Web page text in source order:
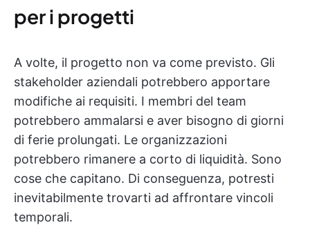
per i progetti
A volte, il progetto non va come previsto. Gli
stakeholder aziendali potrebbero apportare
modifiche ai requisiti. I membri del team
potrebbero ammalarsi e aver bisogno di giorni
di ferie prolungati. Le organizzazioni
potrebbero rimanere a corto di liquidità. Sono
cose che capitano. Di conseguenza, potresti
inevitabilmente trovarti ad affrontare vincoli
temporali.